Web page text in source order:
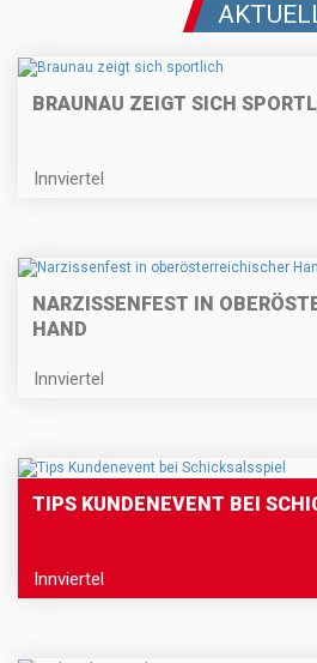
BRAUNAU ZEIGT SICH
Innviertel
NARZISSENFEST IN
HAND
Innviertel
TIPS KUNDENEVENT BEI
Innviertel